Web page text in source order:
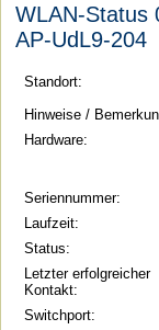
Universität
zu
Berlin
Computer-
WLAN-Status
AP-UdL9-204
Standort:
Hinweise /
Hardware:
Seriennummer:
Laufzeit:
Status:
Letzter erfolgreicher
Kontakt:
Switchport: